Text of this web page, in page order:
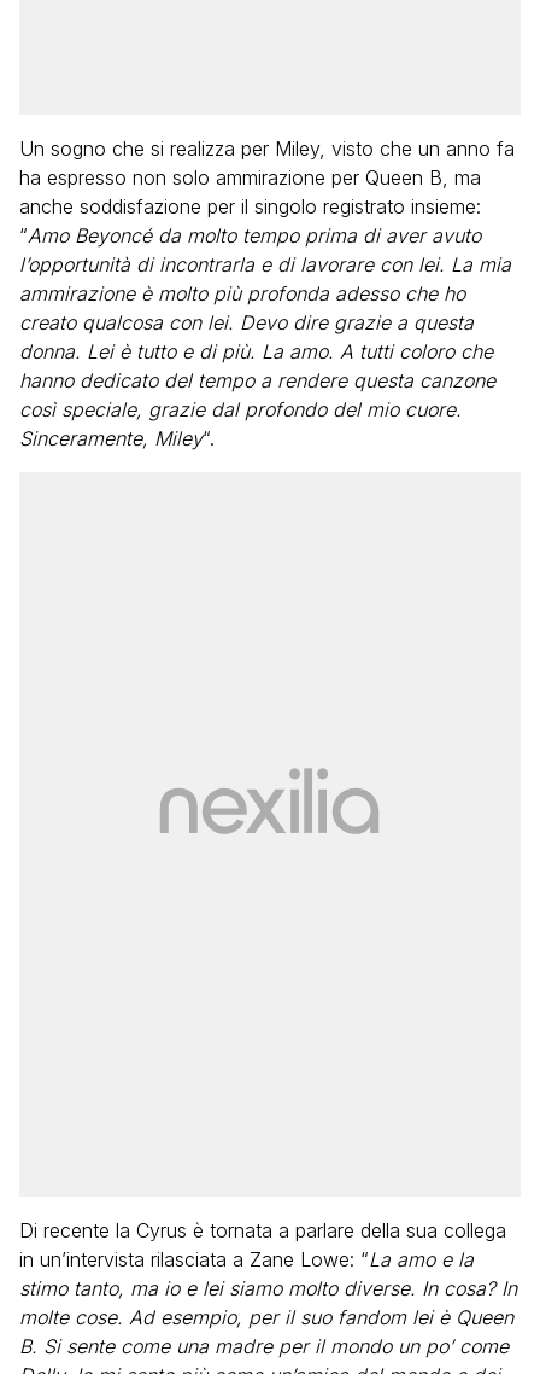
Un sogno che si realizza per Miley, visto che un anno fa
ha espresso non solo ammirazione per Queen B, ma
anche soddisfazione per il singolo registrato insieme:
“Amo Beyoncé da molto tempo prima di aver avuto
l’opportunità di incontrarla e di lavorare con lei. La mia
ammirazione è molto più profonda adesso che ho
creato qualcosa con lei. Devo dire grazie a questa
donna. Lei è tutto e di più. La amo. A tutti coloro che
hanno dedicato del tempo a rendere questa canzone
così speciale, grazie dal profondo del mio cuore.
Sinceramente, Miley“.
Di recente la Cyrus è tornata a parlare della sua collega
in un’intervista rilasciata a Zane Lowe: “La amo e la
stimo tanto, ma io e lei siamo molto diverse. In cosa? In
molte cose. Ad esempio, per il suo fandom lei è Queen
B. Si sente come una madre per il mondo un po’ come